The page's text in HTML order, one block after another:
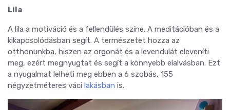
Lila
A lila a motiváció és a fellendülés színe. A meditációban és a
kikapcsolódásban segít. A természetet hozza az
otthonunkba, hiszen az orgonát és a levendulát eleveníti
meg, ezért megnyugtat és segít a könnyebb elalvásban. Ezt
a nyugalmat lelheti meg ebben a 6 szobás, 155
négyzetméteres váci lakásban is.